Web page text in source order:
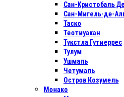
Сан-Кристобаль
Сан-Мигель-де-
Таско
Теотиуакан
Тукстла Гутиеррес
Тулум
Ушмаль
Четумаль
Остров Козумель
Монако